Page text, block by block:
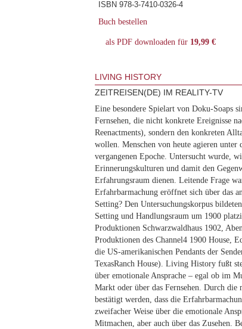
ISBN 978-3-7410-0326-4
Buch bestellen
als PDF downloaden für 19,99 €
LIVING HISTORY
ZEITREISEN(DE) IM REALITY-TV
Eine besondere Spielart von Doku-Soaps
Fernsehen, die nicht konkrete Ereignisse
Reenactments), sondern den konkreten
wollen. Menschen von heute agieren unter
vergangenen Epoche. Untersucht wurde,
Erinnerungskulturen und damit den
Erfahrungsraum dienen. Leitende Frage
Erfahrbarmachung eröffnet sich über das
Setting? Den Untersuchungskorpus
Setting und Handlungsraum um 1900
Produktionen Schwarzwaldhaus 1902,
Produktionen des Channel4 1900 House,
die US-amerikanischen Pendants der
TexasRanch House). Living History fußt
über emotionale Ansprache – egal ob im
Markt oder über das Fernsehen. Durch die
bestätigt werden, dass die
zweifacher Weise über die emotionale
Mitmachen, aber auch über das Zusehen.